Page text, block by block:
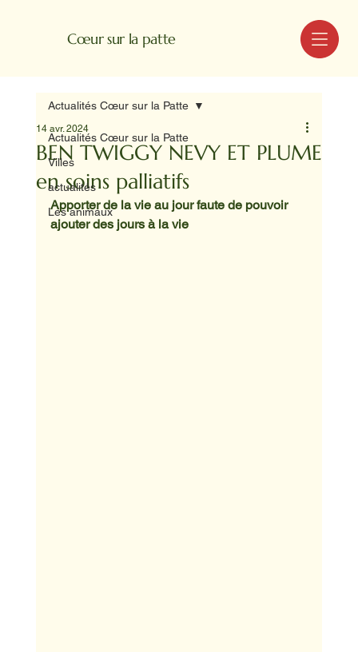
Cœur sur la patte MENU
Actualités Cœur sur la Patte
Villes
actualités
Les animaux
Actualités Cœur sur la Patte
BEN TWIGGY NEVY ET PLUME
en soins palliatifs
14 avr. 2024
Apporter de la vie au jour faute de pouvoir
ajouter des jours à la vie